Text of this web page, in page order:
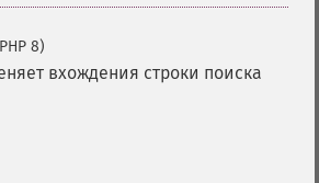
8)
вхождения строки поиска